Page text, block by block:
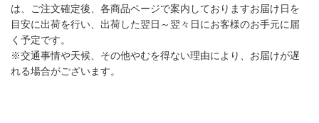
は、ご注文確定後、各商品ページで案内しておりますお届け日を
目安に出荷を行い、出荷した翌日～翌々日にお客様のお手元に届
く予定です。
※交通事情や天候、その他やむを得ない理由により、お届けが遅
れる場合がございます。